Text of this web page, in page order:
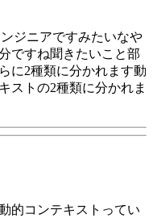
ジニアですみたいなや
ですね聞きたいこと部
に2種類に分かれます動
ストの2種類に分かれま
的コンテキストってい